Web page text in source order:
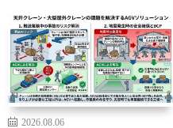
2026.08.06